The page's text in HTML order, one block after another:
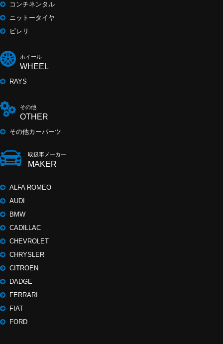
コンチネンタル
ニットータイヤ
ピレリ
ホイール
WHEEL
RAYS
その他
OTHER
その他カーパーツ
取扱車メーカー
MAKER
ALFA ROMEO
AUDI
BMW
CADILLAC
CHEVROLET
CHRYSLER
CITROEN
DADGE
FERRARI
FIAT
FORD